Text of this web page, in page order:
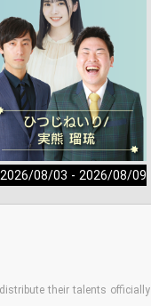
2026/08/03 - 2026/08/09
their talents officially